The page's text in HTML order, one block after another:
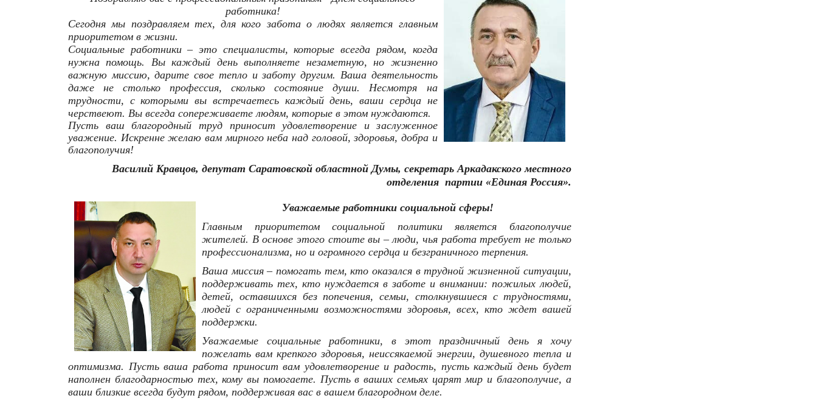
работника!
Сегодня мы поздравляем тех, для кого забота о людях является главным
приоритетом в жизни.
Социальные работники – это специалисты, которые всегда рядом, когда
нужна помощь. Вы каждый день выполняете незаметную, но жизненно
важную миссию, дарите свое тепло и заботу другим. Ваша деятельность
даже не столько профессия, сколько состояние души. Несмотря на
трудности, с которыми вы встречаетесь каждый день, ваши сердца не
черствеют. Вы всегда сопереживаете людям, которые в этом нуждаются.
Пусть ваш благородный труд приносит удовлетворение и заслуженное
уважение. Искренне желаю вам мирного неба над головой, здоровья, добра и
благополучия!
Василий Кравцов, депутат Саратовской областной Думы, секретарь Аркадакского местного
отделения партии «Единая Россия».
Уважаемые работники социальной сферы!
Главным приоритетом социальной политики является благополучие
жителей. В основе этого стоите вы – люди, чья работа требует не только
профессионализма, но и огромного сердца и безграничного терпения.
Ваша миссия – помогать тем, кто оказался в трудной жизненной ситуации,
поддерживать тех, кто нуждается в заботе и внимании: пожилых людей,
детей, оставшихся без попечения, семьи, столкнувшиеся с трудностями,
людей с ограниченными возможностями здоровья, всех, кто ждет вашей
поддержки.
Уважаемые социальные работники, в этот праздничный день я хочу
пожелать вам крепкого здоровья, неиссякаемой энергии, душевного тепла и
оптимизма. Пусть ваша работа приносит вам удовлетворение и радость, пусть каждый день будет
наполнен благодарностью тех, кому вы помогаете. Пусть в ваших семьях царят мир и благополучие, а
ваши близкие всегда будут рядом, поддерживая вас в вашем благородном деле.